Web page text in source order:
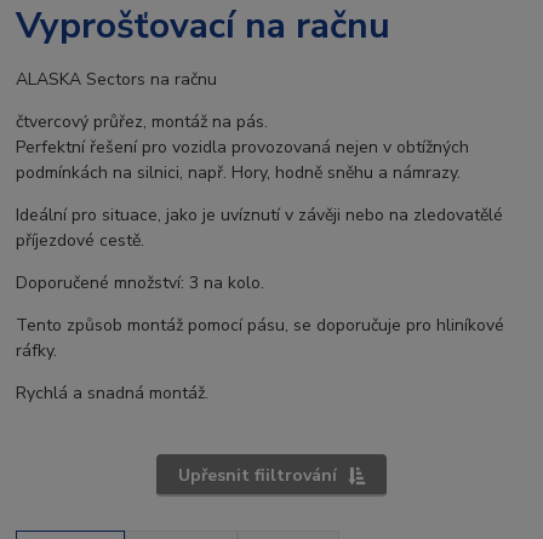
Vyprošťovací na račnu
ALASKA Sectors na račnu
čtvercový průřez, montáž na pás.
Perfektní řešení pro vozidla provozovaná nejen v obtížných
podmínkách na silnici, např. Hory, hodně sněhu a námrazy.
Ideální pro situace, jako je uvíznutí v závěji nebo na zledovatělé
příjezdové cestě.
Doporučené množství: 3 na kolo.
Tento způsob montáž pomocí pásu, se doporučuje pro hliníkové
ráfky.
Rychlá a snadná montáž.
Upřesnit fiiltrování